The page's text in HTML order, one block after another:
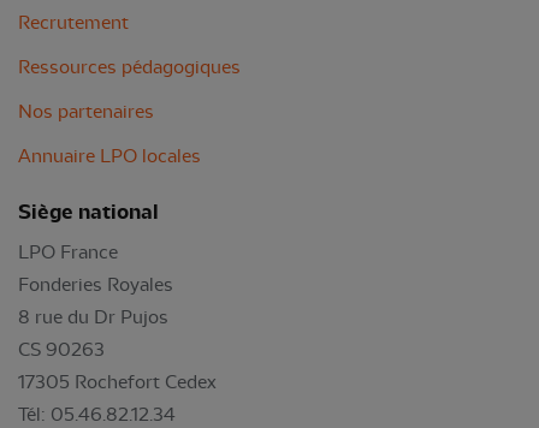
Recrutement
Ressources pédagogiques
Nos partenaires
Annuaire LPO locales
Siège national
LPO France
Fonderies Royales
8 rue du Dr Pujos
CS 90263
17305 Rochefort Cedex
Tél: 05.46.82.12.34